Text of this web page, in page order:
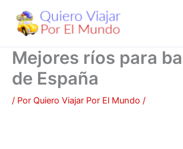
contenido
Mejores ríos para
de España
/ Por Quiero Viajar Por El Mundo /